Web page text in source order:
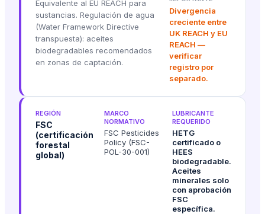
Equivalente al EU REACH para
sustancias. Regulación de agua
(Water Framework Directive
transpuesta): aceites
biodegradables recomendados
en zonas de captación.
Divergencia
creciente entre
UK REACH y EU
REACH —
verificar
registro por
separado.
REGIÓN
FSC
(certificación
forestal
global)
MARCO
NORMATIVO
FSC Pesticides
Policy (FSC-
POL-30-001)
LUBRICANTE
REQUERIDO
HETG
certificado o
HEES
biodegradable.
Aceites
minerales solo
con aprobación
FSC
específica.